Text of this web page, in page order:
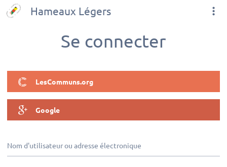
Hameaux Légers
Se connecter
LesCommuns.org
Google
Nom d'utilisateur ou adresse électronique